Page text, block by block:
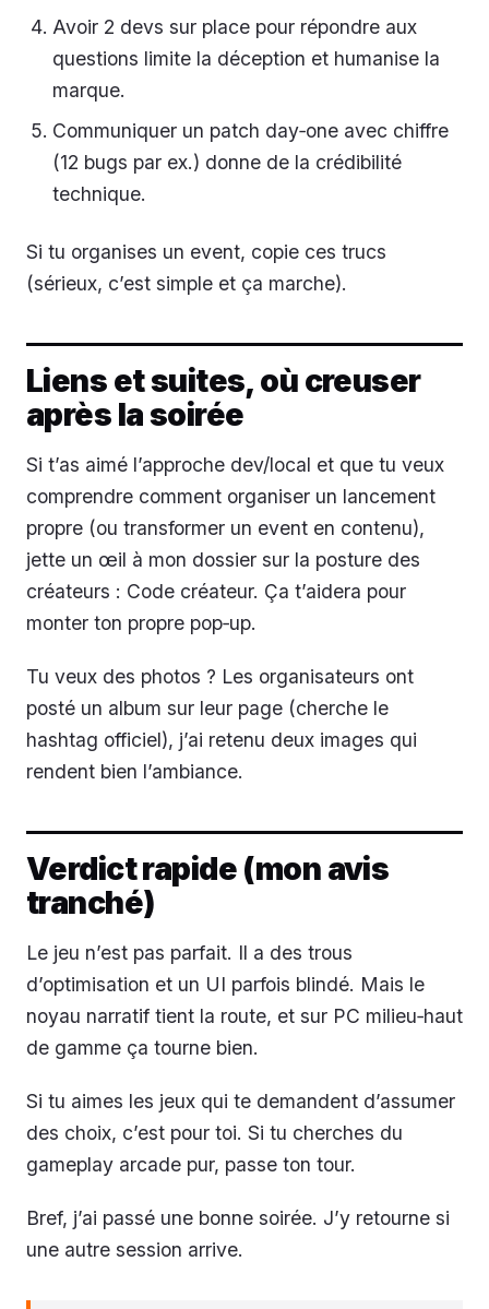
Avoir 2 devs sur place pour répondre aux
questions limite la déception et humanise la
marque.
Communiquer un patch day‑one avec chiffre
(12 bugs par ex.) donne de la crédibilité
technique.
Si tu organises un event, copie ces trucs
(sérieux, c’est simple et ça marche).
Liens et suites, où creuser
après la soirée
Si t’as aimé l’approche dev/local et que tu veux
comprendre comment organiser un lancement
propre (ou transformer un event en contenu),
jette un œil à mon dossier sur la posture des
créateurs : Code créateur. Ça t’aidera pour
monter ton propre pop‑up.
Tu veux des photos ? Les organisateurs ont
posté un album sur leur page (cherche le
hashtag officiel), j’ai retenu deux images qui
rendent bien l’ambiance.
Verdict rapide (mon avis
tranché)
Le jeu n’est pas parfait. Il a des trous
d’optimisation et un UI parfois blindé. Mais le
noyau narratif tient la route, et sur PC milieu‑haut
de gamme ça tourne bien.
Si tu aimes les jeux qui te demandent d’assumer
des choix, c’est pour toi. Si tu cherches du
gameplay arcade pur, passe ton tour.
Bref, j’ai passé une bonne soirée. J’y retourne si
une autre session arrive.